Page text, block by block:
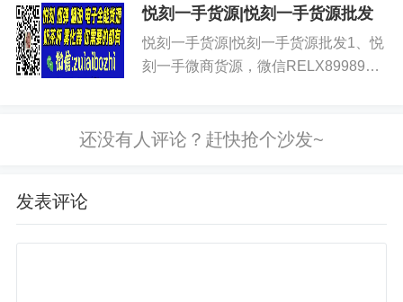
宜的90块钱就可以买到了，但是如果
想要买质量好点的，那么...
悦刻一手货源|悦刻一手货源批发
悦刻一手货源|悦刻一手货源批发1、悦
刻一手微商货源，微信RELX899899
也不贵，便宜的90块钱就可以买到
发表评论